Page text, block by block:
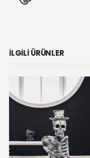
İLGILI ÜRÜNLER